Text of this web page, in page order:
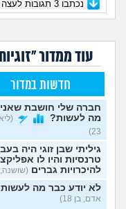
נכתבו 3 תגובות לעצה
עוד ממדור
חדשות במדור
חברה שלי חושבת
מה לעשות?
23)
גיליתי שבן זוגי היה
טרנסיות והיו לו
להיכרויות גברים (שושנה,
לא יודע כבר מה
אדם, בן 18)